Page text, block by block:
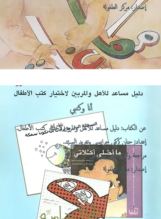
إصدار: مركز الطفولة
أنا وكتبي
عن الكتاب: دليل مساعد للأهل والمربين لاختيار كتب الأطفال.
إعداد:حنان كركبي جرايسي وتغريد السيّد.
مراجعة وتحرير: منى سروجي
إصدار: مركز الطفولة